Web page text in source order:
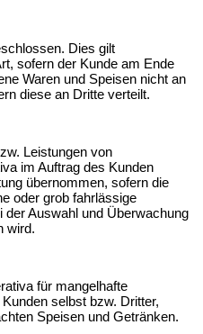
Dies gilt
sofern der Kunde am Ende
Waren und Speisen nicht an
diese an Dritte verteilt.
Leistungen von
im Auftrag des Kunden
übernommen, sofern die
oder grob fahrlässige
der Auswahl und Überwachung
wird.
für mangelhafte
selbst bzw. Dritter,
Speisen und Getränken.